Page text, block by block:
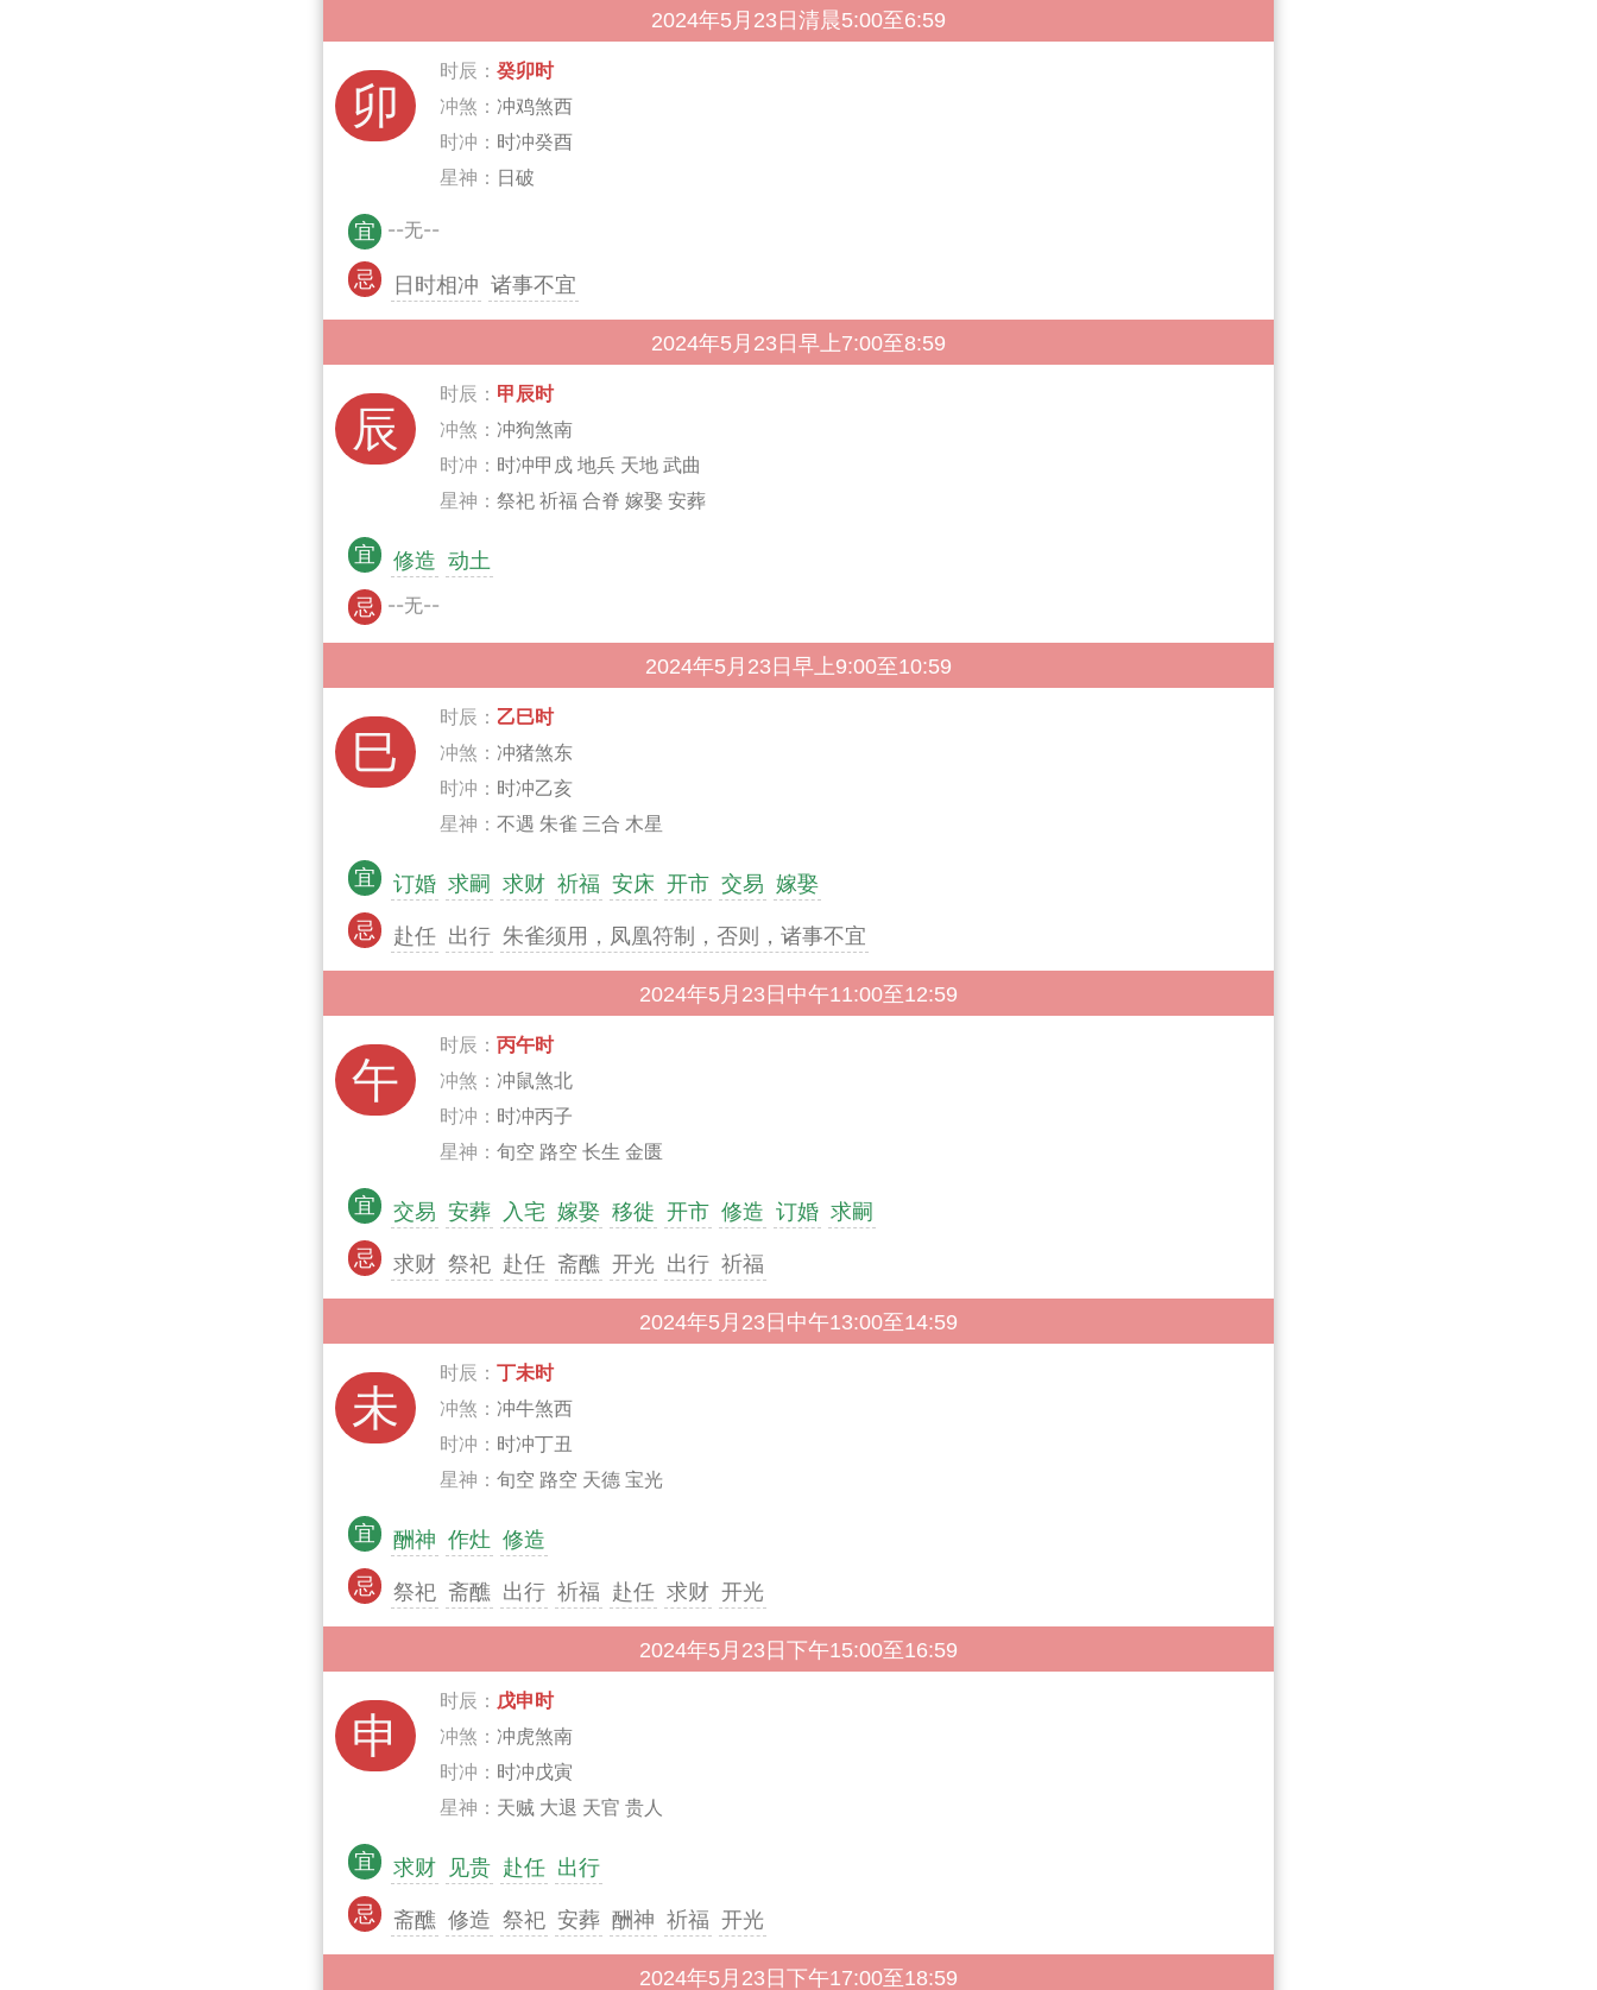
2024年5月23日清晨5:00至6:59
卯
时辰： 癸卯时
冲煞： 冲鸡煞西
时冲： 时冲癸酉
星神： 日破
宜 --无--
忌 日时相冲 诸事不宜
2024年5月23日早上7:00至8:59
辰
时辰： 甲辰时
冲煞： 冲狗煞南
时冲： 时冲甲戍 地兵 天地 武曲
星神： 祭祀 祈福 合脊 嫁娶 安葬
宜 修造 动土
忌 --无--
2024年5月23日早上9:00至10:59
巳
时辰： 乙巳时
冲煞： 冲猪煞东
时冲： 时冲乙亥
星神： 不遇 朱雀 三合 木星
宜 订婚 求嗣 求财 祈福 安床 开市 交易 嫁娶
忌 赴任 出行 朱雀须用，凤凰符制，否则，诸事不宜
2024年5月23日中午11:00至12:59
午
时辰： 丙午时
冲煞： 冲鼠煞北
时冲： 时冲丙子
星神： 旬空 路空 长生 金匮
宜 交易 安葬 入宅 嫁娶 移徙 开市 修造 订婚 求嗣
忌 求财 祭祀 赴任 斋醮 开光 出行 祈福
2024年5月23日中午13:00至14:59
未
时辰： 丁未时
冲煞： 冲牛煞西
时冲： 时冲丁丑
星神： 旬空 路空 天德 宝光
宜 酬神 作灶 修造
忌 祭祀 斋醮 出行 祈福 赴任 求财 开光
2024年5月23日下午15:00至16:59
申
时辰： 戊申时
冲煞： 冲虎煞南
时冲： 时冲戊寅
星神： 天贼 大退 天官 贵人
宜 求财 见贵 赴任 出行
忌 斋醮 修造 祭祀 安葬 酬神 祈福 开光
2024年5月23日下午17:00至18:59